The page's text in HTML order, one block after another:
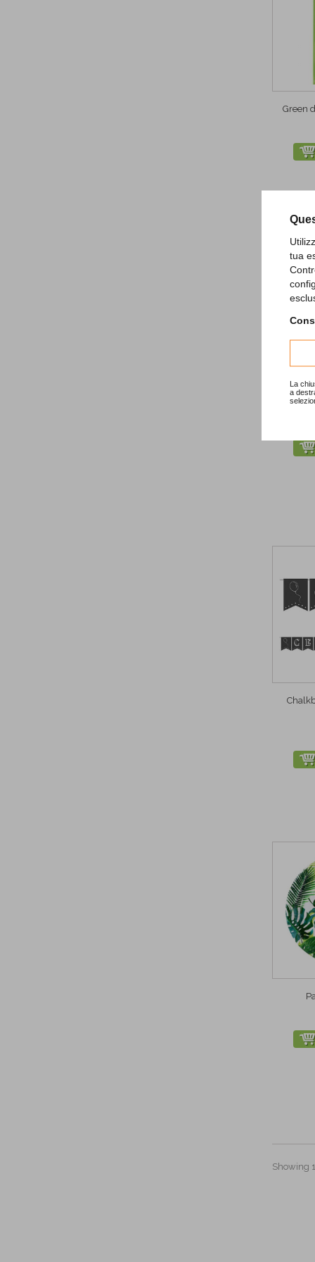
tua
La
a
Green
-30%
"In the
Showing